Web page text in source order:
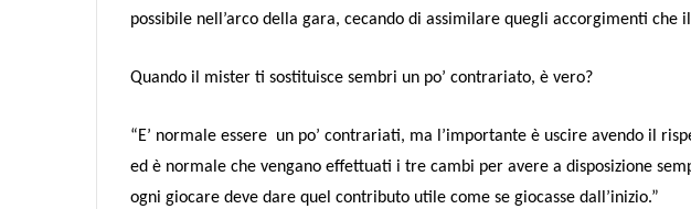
possibile nell’arco della gara, cecando di assimilare quegli accorgimenti che
Quando il mister ti sostituisce sembri un po’ contrariato, è vero?
“E’ normale essere un po’ contrariati, ma l’importante è uscire avendo il
ed è normale che vengano effettuati i tre cambi per avere a disposizione
ogni giocare deve dare quel contributo utile come se giocasse dall’inizio.”